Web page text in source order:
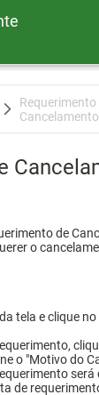
Requerimento
de
o
tela e clique
o "Motivo do
de